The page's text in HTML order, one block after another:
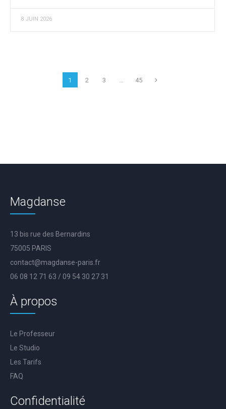
8 JUIN 2026
1 2 3 … 45
Magdanse
13 bis rue des Bernardins
75005 PARIS
contact@magdanse-paris.fr
06 08 12 71 63 / 09 54 30 27 31
À propos
Le Professeur
Le Studio
Les Tarifs
FAQ
Confidentialité